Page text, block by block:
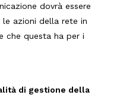
dovrà essere
azioni della rete in
che questa ha per i
di gestione della